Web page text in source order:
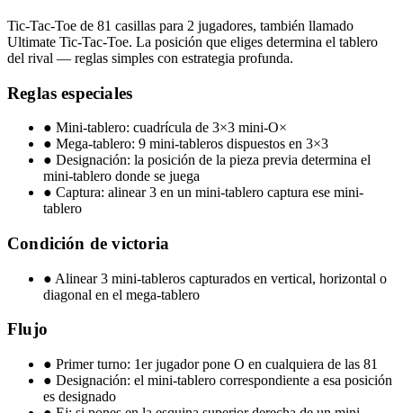
Tic-Tac-Toe de 81 casillas para 2 jugadores, también llamado
Ultimate Tic-Tac-Toe. La posición que eliges determina el tablero
del rival — reglas simples con estrategia profunda.
Reglas especiales
● Mini-tablero: cuadrícula de 3×3 mini-O×
● Mega-tablero: 9 mini-tableros dispuestos en 3×3
● Designación: la posición de la pieza previa determina el
mini-tablero donde se juega
● Captura: alinear 3 en un mini-tablero captura ese mini-
tablero
Condición de victoria
● Alinear 3 mini-tableros capturados en vertical, horizontal o
diagonal en el mega-tablero
Flujo
● Primer turno: 1er jugador pone O en cualquiera de las 81
● Designación: el mini-tablero correspondiente a esa posición
es designado